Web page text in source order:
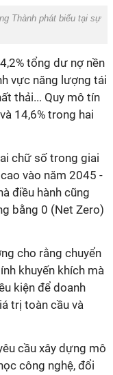
Thành phát biểu tại sự
tổng dư nợ nền
vực năng lượng tái
thải... Quy mô tín
14,6% trong hai
chữ số trong giai
vào năm 2045 -
điều hành cũng
bằng 0 (Net Zero)
cho rằng chuyển
khuyến khích mà
kiện để doanh
trị toàn cầu và
cầu xây dựng mô
công nghệ, đổi